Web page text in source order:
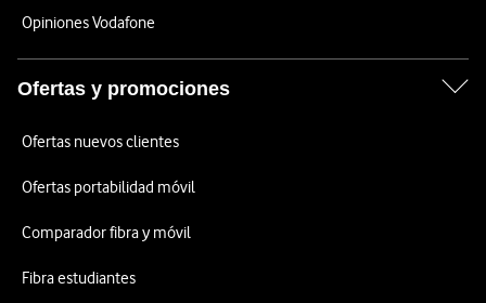
Opiniones Vodafone
Ofertas y promociones
Ofertas nuevos clientes
Ofertas portabilidad móvil
Comparador fibra y móvil
Fibra estudiantes